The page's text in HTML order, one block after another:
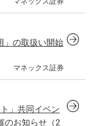
」の取扱い開始
マネックス証券
」共同イベン
のお知らせ （2